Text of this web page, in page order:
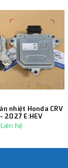
nhiệt Honda CRV
2027 E:HEV
Liên hệ